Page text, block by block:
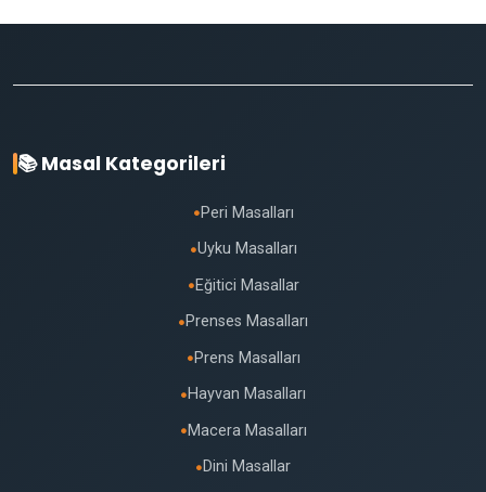
📚 Masal Kategorileri
● Peri Masalları
●Uyku Masalları
● Eğitici Masallar
● Prenses Masalları
● Prens Masalları
● Hayvan Masalları
● Macera Masalları
● Dini Masallar